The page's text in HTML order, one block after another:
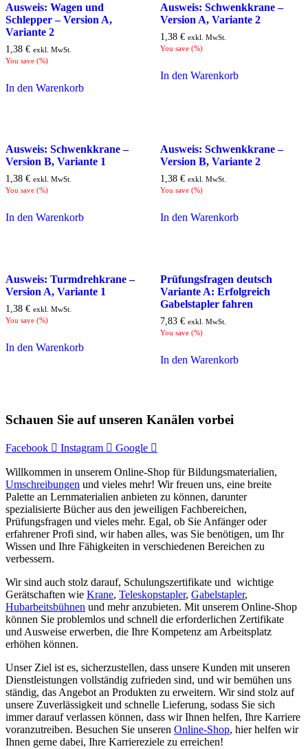
Ausweis: Wagen und
Schlepper – Version A,
Variante 2
1,38 € exkl. MwSt.
You save (%)
In den Warenkorb
Ausweis: Schwenkkrane –
Version A, Variante 2
1,38 € exkl. MwSt.
You save (%)
In den Warenkorb
Ausweis: Schwenkkrane –
Version B, Variante 1
1,38 € exkl. MwSt.
You save (%)
In den Warenkorb
Ausweis: Schwenkkrane –
Version B, Variante 2
1,38 € exkl. MwSt.
You save (%)
In den Warenkorb
Ausweis: Turmdrehkrane –
Version A, Variante 1
1,38 € exkl. MwSt.
You save (%)
In den Warenkorb
Prüfungsfragen deutsch
Variante A: Erfolgreich
Gabelstapler fahren
7,83 € exkl. MwSt.
You save (%)
In den Warenkorb
Schauen Sie auf unseren Kanälen vorbei
Facebook Instagram Google
Willkommen in unserem Online-Shop für Bildungsmaterialien,
Umschreibungen und vieles mehr! Wir freuen uns, eine breite
Palette an Lernmaterialien anbieten zu können, darunter
spezialisierte Bücher aus den jeweiligen Fachbereichen,
Prüfungsfragen und vieles mehr. Egal, ob Sie Anfänger oder
erfahrener Profi sind, wir haben alles, was Sie benötigen, um Ihr
Wissen und Ihre Fähigkeiten in verschiedenen Bereichen zu
verbessern.
Wir sind auch stolz darauf, Schulungszertifikate und wichtige
Gerätschaften wie Krane, Teleskopstapler, Gabelstapler,
Hubarbeitsbühnen und mehr anzubieten. Mit unserem Online-Shop
können Sie problemlos und schnell die erforderlichen Zertifikate
und Ausweise erwerben, die Ihre Kompetenz am Arbeitsplatz
erhöhen können.
Unser Ziel ist es, sicherzustellen, dass unsere Kunden mit unseren
Dienstleistungen vollständig zufrieden sind, und wir bemühen uns
ständig, das Angebot an Produkten zu erweitern. Wir sind stolz auf
unsere Zuverlässigkeit und schnelle Lieferung, sodass Sie sich
immer darauf verlassen können, dass wir Ihnen helfen, Ihre Karriere
voranzutreiben. Besuchen Sie unseren Online-Shop, hier helfen wir
Ihnen gerne dabei, Ihre Karriereziele zu erreichen!